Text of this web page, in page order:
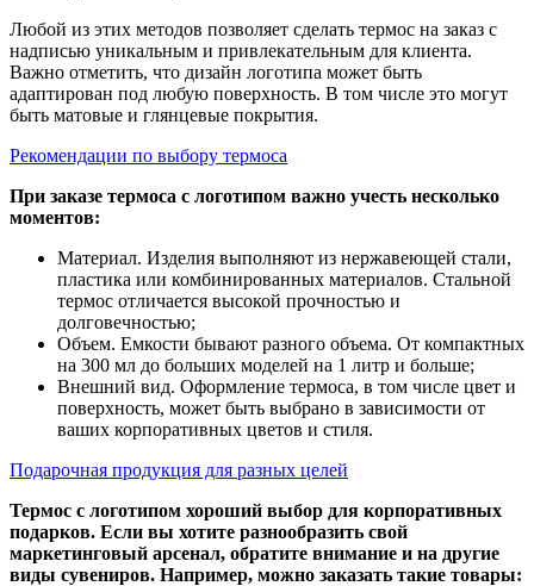
Любой из этих методов позволяет сделать термос на заказ с
надписью уникальным и привлекательным для клиента.
Важно отметить, что дизайн логотипа может быть
адаптирован под любую поверхность. В том числе это могут
быть матовые и глянцевые покрытия.
Рекомендации по выбору термоса
При заказе термоса с логотипом важно учесть несколько
моментов:
Материал. Изделия выполняют из нержавеющей стали,
пластика или комбинированных материалов. Стальной
термос отличается высокой прочностью и
долговечностью;
Объем. Емкости бывают разного объема. От компактных
на 300 мл до больших моделей на 1 литр и больше;
Внешний вид. Оформление термоса, в том числе цвет и
поверхность, может быть выбрано в зависимости от
ваших корпоративных цветов и стиля.
Подарочная продукция для разных целей
Термос с логотипом хороший выбор для корпоративных
подарков. Если вы хотите разнообразить свой
маркетинговый арсенал, обратите внимание и на другие
виды сувениров. Например, можно заказать такие товары: